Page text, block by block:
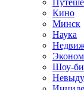
Кино
Минск
Наука
Шоу-